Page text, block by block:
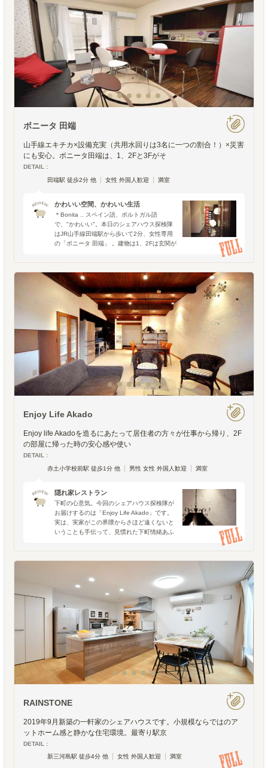
ボニータ 田端
山手線エキチカ×設備充実（共用水回りは3名に一つの割合！）×災害
にも安心。ボニータ田端は、1、2Fと3Fがそ
DETAIL :
田端駅 徒歩2分 他
女性 外国人歓迎 満室
かわいい空間、かわいい生活
＊Bonita .. スペイン語、ポルトガル語
で、"かわいい"。本日のシェアハウス探検隊
はJR山手線田端駅から歩いて2分、女性専用
の「ボニータ 田端」 。建物は1、2Fは玄関が
ユニット、3Ｆ部分は4室だけの小さめのシェ
ア
Enjoy Life Akado
Enjoy life Akadoを造るにあたって居住者の方々が仕事から帰り、2F
の部屋に帰った時の安心感や使い
DETAIL :
赤土小学校前駅 徒歩1分 他
男性 女性 外国人歓迎 満室
隠れ家レストラン
下町の心意気。今回のシェアハウス探検隊が
お届けするのは「Enjoy Life Akado」です。
実は、実家がこの界隈からさほど遠くないと
いうことも手伝って、見慣れた下町情緒あふ
生する時代になったのか・・と、個人的な驚
きも
RAINSTONE
2019年9月新築の一軒家のシェアハウスです。小規模ならではのア
ットホーム感と静かな住宅環境。最寄り駅京
DETAIL :
新三河島駅 徒歩4分 他
女性 外国人歓迎 満室